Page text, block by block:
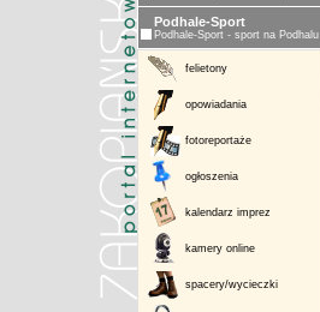
Podhale-Sport
Podhale-Sport - sport na Podhalu
felietony
opowiadania
fotoreportaże
ogłoszenia
kalendarz imprez
kamery online
spacery/wycieczki